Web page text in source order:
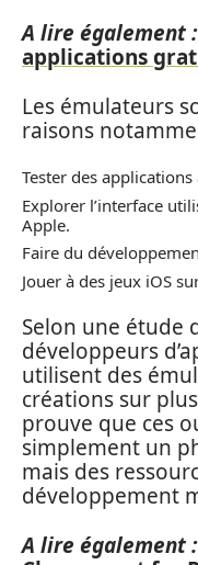
A lire également :
applications
Les émulateurs
raisons
Tester des
Explorer l’interface
Apple.
Faire du
Jouer à des jeux iOS
Selon une étude
développeurs
utilisent des
créations sur
prouve que ces
simplement un
mais des
développement
A lire également :